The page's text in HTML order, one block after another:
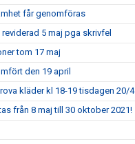
får genomföras
5 maj pga skrivfel
tom 17 maj
den 19 april
kläder kl 18-19 tisdagen 20/4
från 8 maj till 30 oktober 2021!